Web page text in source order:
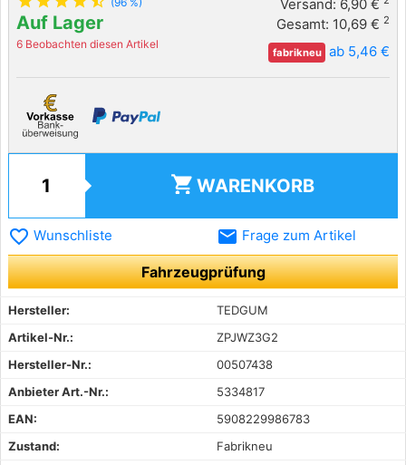
Auf Lager
6 Beobachten diesen Artikel
Versand: 6,90 €
Gesamt: 10,69 € 2
fabrikneu ab 5,46 €
shopping_cart WARENKORB
favorite_border Wunschliste email Frage zum Artikel
Fahrzeugprüfung
Hersteller:
TEDGUM
Artikel-Nr.:
ZPJWZ3G2
Hersteller-Nr.:
00507438
Anbieter Art.-Nr.:
5334817
EAN:
5908229986783
Zustand:
Fabrikneu